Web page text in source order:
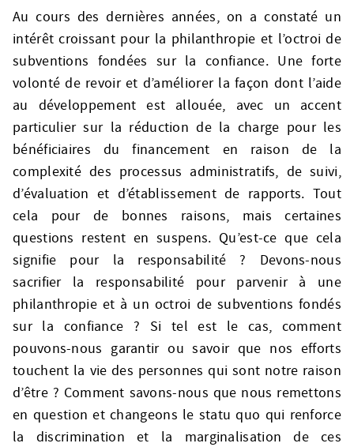
Au cours des dernières années, on a constaté un
intérêt croissant pour la philanthropie et l’octroi de
subventions fondées sur la confiance. Une forte
volonté de revoir et d’améliorer la façon dont l’aide
au développement est allouée, avec un accent
particulier sur la réduction de la charge pour les
bénéficiaires du financement en raison de la
complexité des processus administratifs, de suivi,
d’évaluation et d’établissement de rapports. Tout
cela pour de bonnes raisons, mais certaines
questions restent en suspens. Qu’est-ce que cela
signifie pour la responsabilité ? Devons-nous
sacrifier la responsabilité pour parvenir à une
philanthropie et à un octroi de subventions fondés
sur la confiance ? Si tel est le cas, comment
pouvons-nous garantir ou savoir que nos efforts
touchent la vie des personnes qui sont notre raison
d’être ? Comment savons-nous que nous remettons
en question et changeons le statu quo qui renforce
la discrimination et la marginalisation de ces